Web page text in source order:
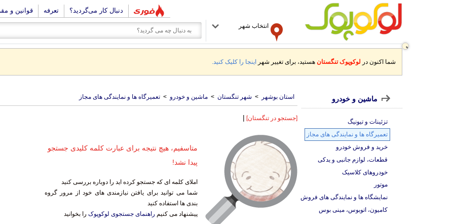
دنبال کار می‌گردید؟ تعرفه قوانین و
انتخاب شهر
شما اکنون در لوکوپوک تنگستان هستید، برای تغییر شهر اینجا را کلیک کنید.
استان بوشهر > شهر تنگستان > ماشین و خودرو > تعمیرگاه ها و نمایندگی های مجاز
[جستجو در تنگستان] |
متاسفیم، هیچ نتیجه برای عبارت کلمه کلیدی جستجو
پیدا نشد!
املای کلمه ای که جستجو کرده اید را دوباره بررسی کنید
شما می توانید برای یافتن نیازمندی های خود از مرور گروه
بندی ها استفاده کنید
پیشنهاد می کنیم راهنمای جستجوی لوکوپوک را بخوانید
ماشین و خودرو
تزئینات و تیونیگ
تعمیرگاه ها و نمایندگی های مجاز
خرید و فروش خودرو
قطعات، لوازم جانبی و یدکی
خودروهای کلاسیک
موتور
نمایشگاه ها و نمایندگی های فروش
کامیون، اتوبوس، مینی بوس